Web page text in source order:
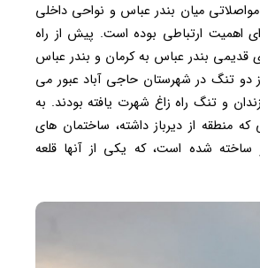
میان بندر عباس و نواحی داخلی
اهمیت ارتباطی بوده است. پیش از راه
قدیمی بندر عباس به کرمان و بندر عباس
دو تنگ در شهرستان حاجی آباد عبور می
و تنگ راه زاغ شهرت یافته بودند. به
منطقه از دیرباز داشته، ساختمان های
ساخته شده است، که یکی از آنها قلعه